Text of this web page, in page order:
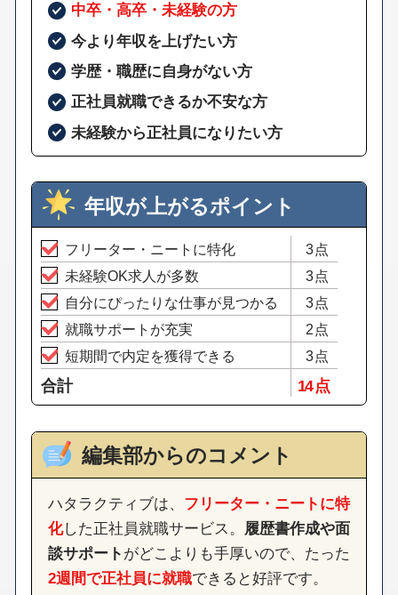
中卒・高卒・未経験の方
今より年収を上げたい方
学歴・職歴に自身がない方
正社員就職できるか不安な方
未経験から正社員になりたい方
年収が上がるポイント
フリーター・ニートに特化
3点
未経験OK求人が多数
3点
自分にぴったりな仕事が見つかる
3点
就職サポートが充実
2点
短期間で内定を獲得できる
3点
合計 14 点
編集部からのコメント
ハタラクティブは、 フリーター・ニートに特
化した正社員就職サービス。 履歴書作成や面
談サポート がどこよりも手厚いので、たった
2週間で正社員に就職できると好評です。